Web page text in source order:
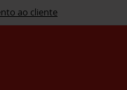
ao cliente